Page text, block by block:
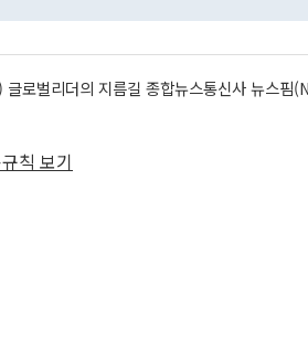
글로벌리더의 지름길 종합뉴스통신사 뉴스
칙 보기